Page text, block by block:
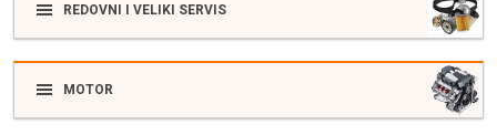
REDOVNI I VELIKI SERVIS
MOTOR